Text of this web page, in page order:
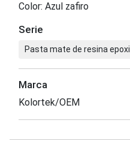
Color: Azul zafiro
Serie
Pasta mate de resina epoxi
Marca
Kolortek/OEM